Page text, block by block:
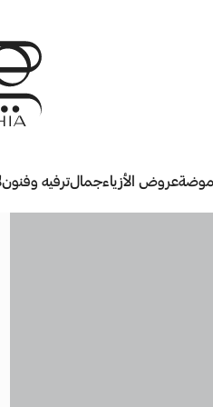
موضةعروض الأزياءجمالترفيه وفنون